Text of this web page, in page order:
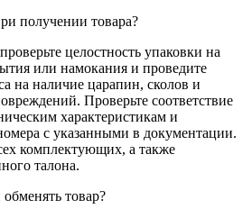
получении товара?
целостность упаковки на
или намокания и проведите
на наличие царапин, сколов и
Проверьте соответствие
характеристикам и
с указанными в документации.
комплектующих, а также
талона.
товар?